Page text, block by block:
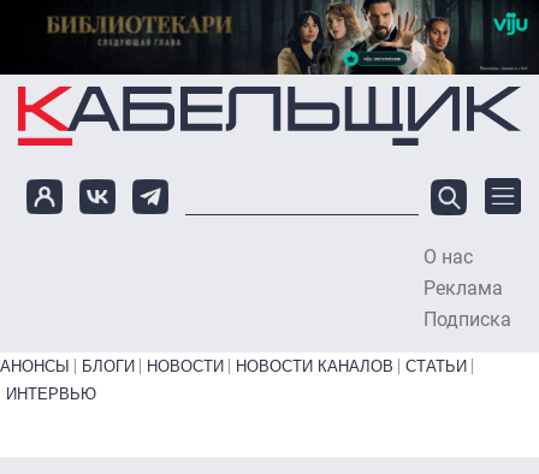
Перейти к основному содержанию
О нас
Реклама
Подписка
Primary links bottom
АНОНСЫ БЛОГИ НОВОСТИ НОВОСТИ КАНАЛОВ
СТАТЬИ
ИНТЕРВЬЮ